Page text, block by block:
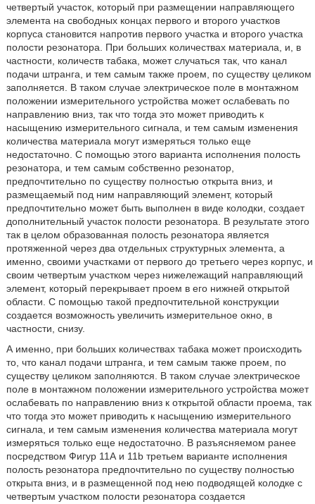
четвертый участок, который при размещении направляющего
элемента на свободных концах первого и второго участков
корпуса становится напротив первого участка и второго участка
полости резонатора. При больших количествах материала, и, в
частности, количеств табака, может случаться так, что канал
подачи штранга, и тем самым также проем, по существу целиком
заполняется. В таком случае электрическое поле в монтажном
положении измерительного устройства может ослабевать по
направлению вниз, так что тогда это может приводить к
насыщению измерительного сигнала, и тем самым изменения
количества материала могут измеряться только еще
недостаточно. С помощью этого варианта исполнения полость
резонатора, и тем самым собственно резонатор,
предпочтительно по существу полностью открыта вниз, и
размещаемый под ним направляющий элемент, который
предпочтительно может быть выполнен в виде колодки, создает
дополнительный участок полости резонатора. В результате этого
так в целом образованная полость резонатора является
протяженной через два отдельных структурных элемента, а
именно, своими участками от первого до третьего через корпус, и
своим четвертым участком через нижележащий направляющий
элемент, который перекрывает проем в его нижней открытой
области. С помощью такой предпочтительной конструкции
создается возможность увеличить измерительное окно, в
частности, снизу.
А именно, при больших количествах табака может происходить
то, что канал подачи штранга, и тем самым также проем, по
существу целиком заполняются. В таком случае электрическое
поле в монтажном положении измерительного устройства может
ослабевать по направлению вниз к открытой области проема, так
что тогда это может приводить к насыщению измерительного
сигнала, и тем самым изменения количества материала могут
измеряться только еще недостаточно. В разъясняемом ранее
посредством Фигур 11А и 11b третьем варианте исполнения
полость резонатора предпочтительно по существу полностью
открыта вниз, и в размещенной под нею подводящей колодке с
четвертым участком полости резонатора создается